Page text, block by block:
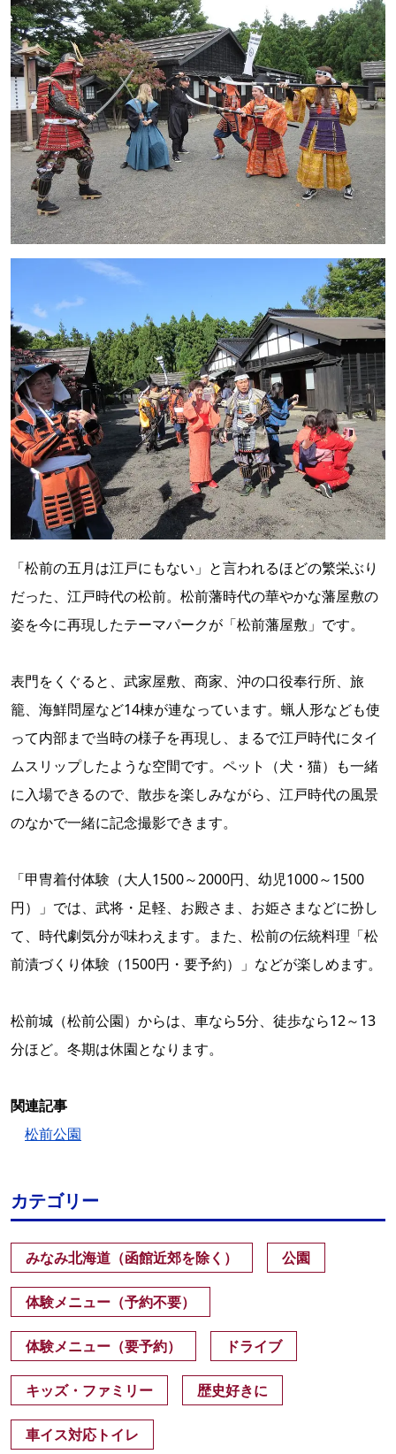
「松前の五月は江戸にもない」と言われるほどの繁栄ぶり
だった、江戸時代の松前。松前藩時代の華やかな藩屋敷の
姿を今に再現したテーマパークが「松前藩屋敷」です。
表門をくぐると、武家屋敷、商家、沖の口役奉行所、旅
籠、海鮮問屋など14棟が連なっています。蝋人形なども使
って内部まで当時の様子を再現し、まるで江戸時代にタイ
ムスリップしたような空間です。ペット（犬・猫）も一緒
に入場できるので、散歩を楽しみながら、江戸時代の風景
のなかで一緒に記念撮影できます。
「甲冑着付体験（大人1500～2000円、幼児1000～1500
円）」では、武将・足軽、お殿さま、お姫さまなどに扮し
て、時代劇気分が味わえます。また、松前の伝統料理「松
前漬づくり体験（1500円・要予約）」などが楽しめます。
松前城（松前公園）からは、車なら5分、徒歩なら12～13
分ほど。冬期は休園となります。
関連記事
松前公園
カテゴリー
みなみ北海道（函館近郊を除く） 公園
体験メニュー（予約不要）
体験メニュー（要予約） ドライブ
キッズ・ファミリー 歴史好きに
車イス対応トイレ